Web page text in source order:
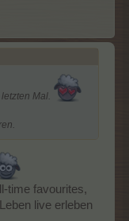
Mal.
time favourites,
live erleben